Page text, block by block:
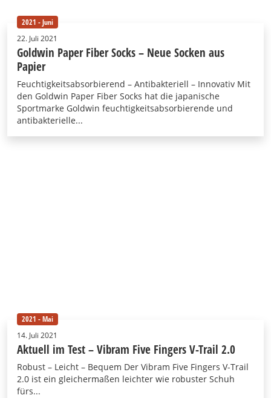
2021 - Juni
22. Juli 2021
Goldwin Paper Fiber Socks – Neue Socken aus
Papier
Feuchtigkeitsabsorbierend – Antibakteriell – Innovativ Mit
den Goldwin Paper Fiber Socks hat die japanische
Sportmarke Goldwin feuchtigkeitsabsorbierende und
antibakterielle...
2021 - Mai
14. Juli 2021
Aktuell im Test – Vibram Five Fingers V-Trail 2.0
Robust – Leicht – Bequem Der Vibram Five Fingers V-Trail
2.0 ist ein gleichermaßen leichter wie robuster Schuh
fürs...